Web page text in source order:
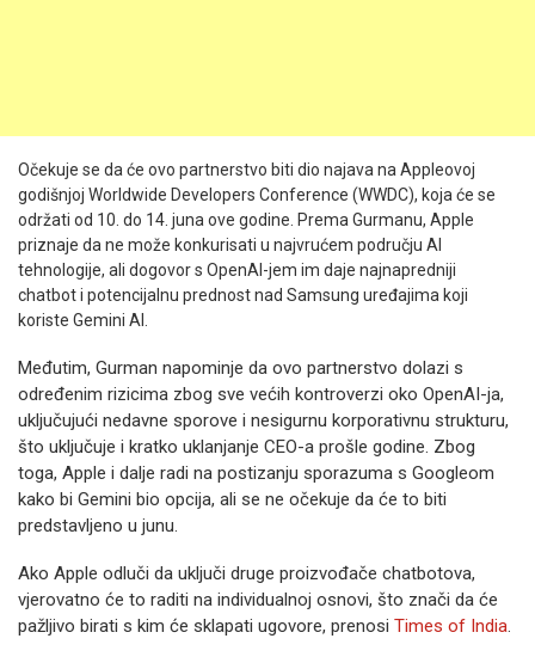
Očekuje se da će ovo partnerstvo biti dio najava na Appleovoj
godišnjoj Worldwide Developers Conference (WWDC), koja će se
održati od 10. do 14. juna ove godine. Prema Gurmanu, Apple
priznaje da ne može konkurisati u najvrućem području AI
tehnologije, ali dogovor s OpenAI-jem im daje najnapredniji
chatbot i potencijalnu prednost nad Samsung uređajima koji
koriste Gemini AI.
Međutim, Gurman napominje da ovo partnerstvo dolazi s
određenim rizicima zbog sve većih kontroverzi oko OpenAI-ja,
uključujući nedavne sporove i nesigurnu korporativnu strukturu,
što uključuje i kratko uklanjanje CEO-a prošle godine. Zbog
toga, Apple i dalje radi na postizanju sporazuma s Googleom
kako bi Gemini bio opcija, ali se ne očekuje da će to biti
predstavljeno u junu.
Ako Apple odluči da uključi druge proizvođače chatbotova,
vjerovatno će to raditi na individualnoj osnovi, što znači da će
pažljivo birati s kim će sklapati ugovore, prenosi Times of India.